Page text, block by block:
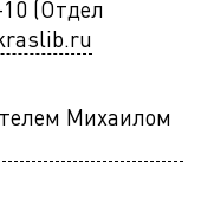
(Отдел
Михаилом